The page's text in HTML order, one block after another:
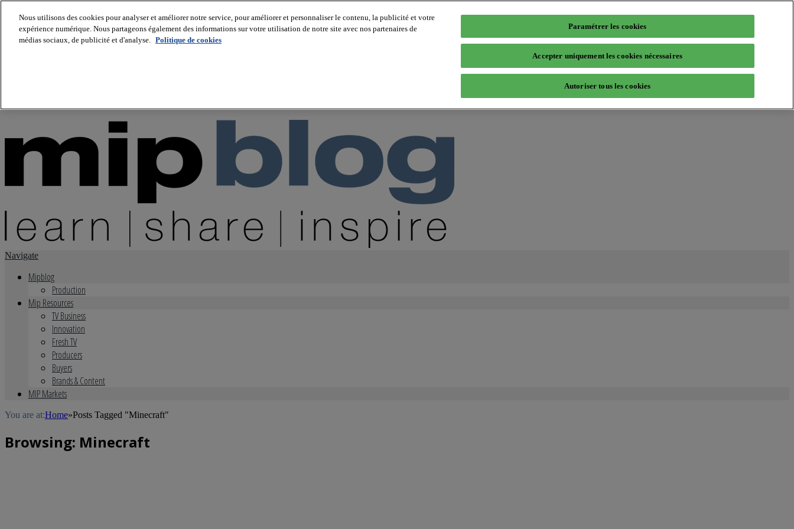
About us
Navigate
Mipblog
Production
Mip Resources
TV Business
Innovation
Fresh TV
Producers
Buyers
Brands & Content
MIP Markets
You are at:Home»Posts Tagged "Minecraft"
Browsing: Minecraft
Nous utilisons des cookies pour analyser et améliorer notre service, pour améliorer et personnaliser le contenu, la publicité et votre
expérience numérique. Nous partageons également des informations sur votre utilisation de notre site avec nos partenaires de
médias sociaux, de publicité et d'analyse. Politique de cookies
Paramétrer les cookies
Accepter uniquement les cookies nécessaires
Autoriser tous les cookies